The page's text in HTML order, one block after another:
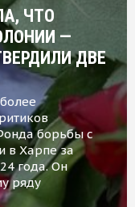
ЧТО
—
ДВЕ
борьбы с
в Харпе за
года. Он
ряду